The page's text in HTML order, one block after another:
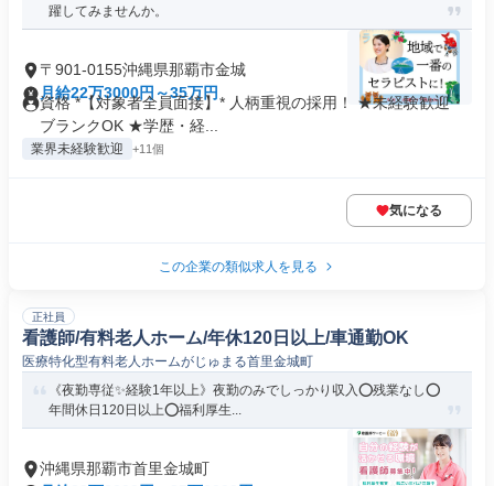
躍してみませんか。
〒901-0155沖縄県那覇市金城
月給22万3000円～35万円
資格 *【対象者全員面接】* 人柄重視の採用！ ★未経験歓迎・
ブランクOK ★学歴・経...
業界未経験歓迎 +11個
気になる
この企業の類似求人を見る
正社員
看護師/有料老人ホーム/年休120日以上/車通勤OK
医療特化型有料老人ホームがじゅまる首里金城町
《夜勤専従✨経験1年以上》夜勤のみでしっかり収入⭕残業なし⭕
年間休日120日以上⭕福利厚生...
沖縄県那覇市首里金城町